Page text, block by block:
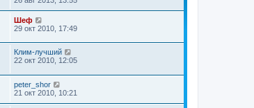
Шеф
29 окт 2010, 17:49
Клим-лучший
22 окт 2010, 12:05
peter_shor
21 окт 2010, 10:21